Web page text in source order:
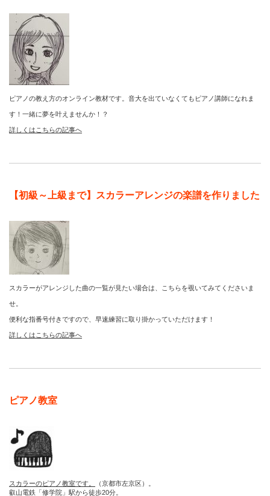
ピアノの教え方のオンライン教材です。音大を出ていなくてもピアノ講師になれま
す！一緒に夢を叶えませんか！？
詳しくはこちらの記事へ
【初級～上級まで】スカラーアレンジの楽譜を作りました
スカラーがアレンジした曲の一覧が見たい場合は、こちらを覗いてみてくださいま
せ。
便利な指番号付きですので、早速練習に取り掛かっていただけます！
詳しくはこちらの記事へ
ピアノ教室
スカラーのピアノ教室です。
（京都市左京区）。
叡山電鉄「修学院」駅から徒歩20分。